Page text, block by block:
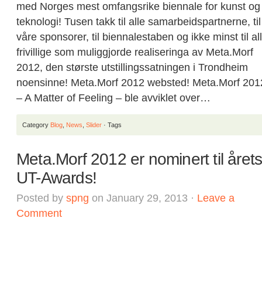
med Norges mest omfangsrike biennale for kunst og
teknologi! Tusen takk til alle samarbeidspartnerne, til
våre sponsorer, til biennalestaben og ikke minst til
frivillige som muliggjorde realiseringa av Meta.Morf
2012, den største utstillingssatningen i Trondheim
noensinne! Meta.Morf 2012 websted! Meta.Morf
– A Matter of Feeling – ble avviklet over…
Category Blog News Slider · Tags
Meta.Morf 2012 er nominert til årets
UT-Awards!
Posted by spng on January 29, 2013 · Leave a
Comment